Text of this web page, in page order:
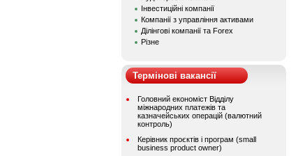
Інвестиційні компанії
Компанії з управління активами
Ділінгові компанії та Forex
Різне
Термінові вакансії
Головний економіст Відділу
міжнародних платежів та
казначейських операцій (валютний
контроль)
Керівник проєктів і програм (small
business product owner)